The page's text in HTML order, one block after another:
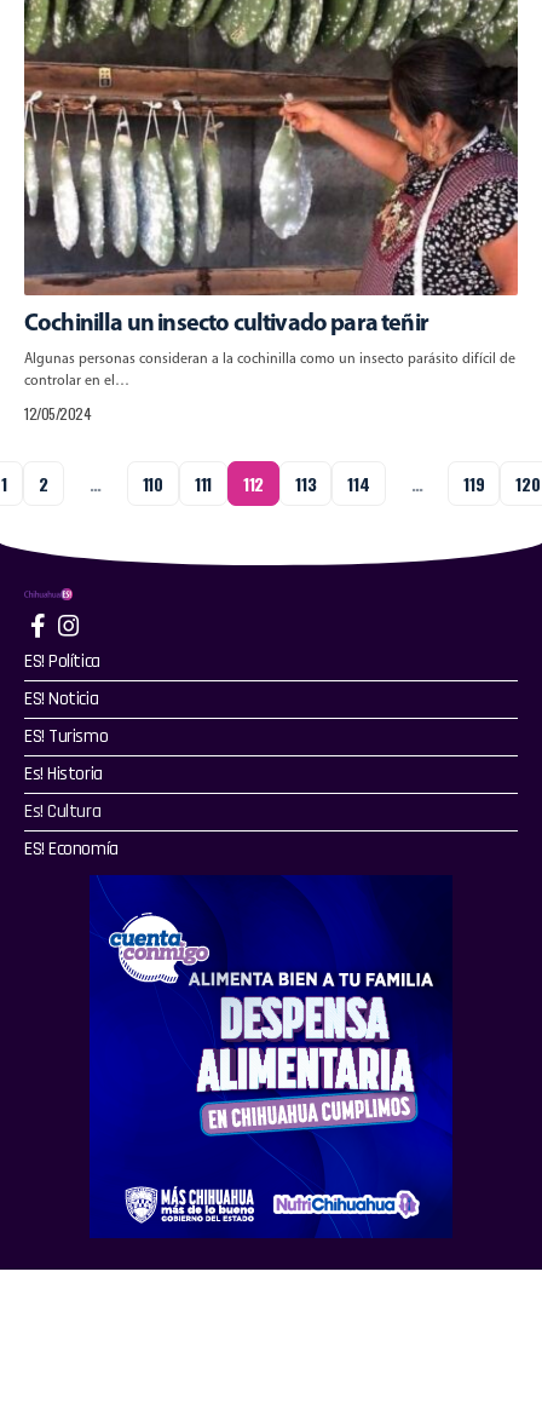
Cochinilla un insecto cultivado para teñir
Algunas personas consideran a la cochinilla como un insecto parásito difícil de
controlar en el…
12/05/2024
1 2 … 110 111 112 113 114 … 119 120
ES! Política
ES! Noticia
ES! Turismo
Es! Historia
Es! Cultura
ES! Economía